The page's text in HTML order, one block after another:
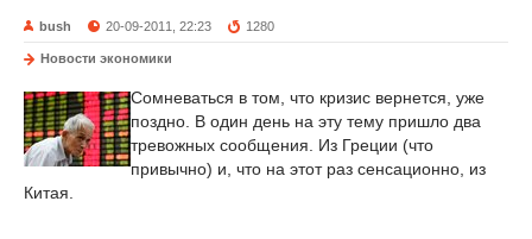
bush 20-09-2011, 22:23 1280
Новости экономики
Сомневаться в том, что кризис вернется, уже
поздно. В один день на эту тему пришло два
тревожных сообщения. Из Греции (что
привычно) и, что на этот раз сенсационно, из
Китая.